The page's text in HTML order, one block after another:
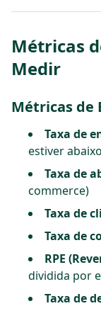
Métricas
Medir
Métricas de
Taxa de
estiver
Taxa de
commerce)
Taxa de
Taxa de
RPE
dividida por
Taxa de